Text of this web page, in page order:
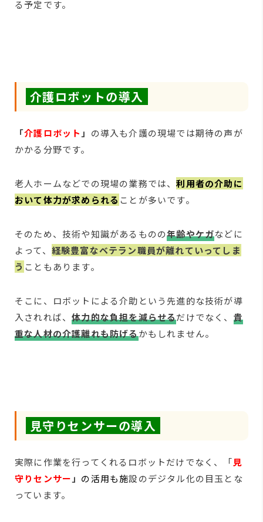
る予定です。
介護ロボットの導入
「介護ロボット 」 の導入も介護の現場では期待の声が
かかる分野です。
老人ホームなどでの現場の業務では、利用者の介助に
おいて体力が求められる ことが多いです。
そのため、技術や知識があるものの年齢やケガなどに
よって、 経験豊富なベテラン職員が離れていってしま
う こともあります。
そこに、ロボットによる介助という先進的な技術が導
入されれば、体力的な負担を減らせるだけでなく、 貴
重な人材の介護離れも防げるかもしれません。
見守りセンサーの導入
実際に作業を行ってくれるロボットだけでなく、「見
守りセンサー 」 の活用も施設のデジタル化の目玉とな
っています。